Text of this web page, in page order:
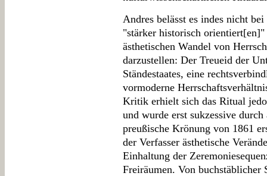
Andres belässt es indes nicht
"stärker historisch
ästhetischen Wandel von
darzustellen: Der Treueid der
Ständestaates, eine
vormoderne
Kritik erhielt sich das Ritual
und wurde erst sukzessive
preußische Krönung von 1861
der Verfasser ästhetische
Einhaltung der
Freiräumen. Von buchstäblicher